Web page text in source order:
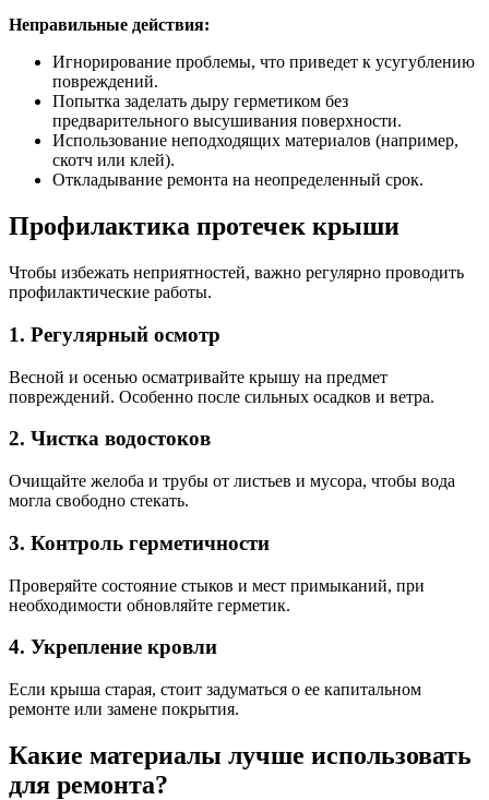
Неправильные действия:
Игнорирование проблемы, что приведет к усугублению
повреждений.
Попытка заделать дыру герметиком без
предварительного высушивания поверхности.
Использование неподходящих материалов (например,
скотч или клей).
Откладывание ремонта на неопределенный срок.
Профилактика протечек крыши
Чтобы избежать неприятностей, важно регулярно проводить
профилактические работы.
1. Регулярный осмотр
Весной и осенью осматривайте крышу на предмет
повреждений. Особенно после сильных осадков и ветра.
2. Чистка водостоков
Очищайте желоба и трубы от листьев и мусора, чтобы вода
могла свободно стекать.
3. Контроль герметичности
Проверяйте состояние стыков и мест примыканий, при
необходимости обновляйте герметик.
4. Укрепление кровли
Если крыша старая, стоит задуматься о ее капитальном
ремонте или замене покрытия.
Какие материалы лучше использовать
для ремонта?